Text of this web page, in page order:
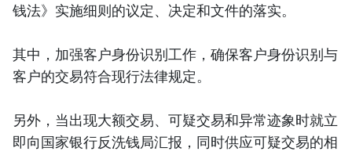
钱法》实施细则的议定、决定和文件的落实。
其中，加强客户身份识别工作，确保客户身份识别与
客户的交易符合现行法律规定。
另外，当出现大额交易、可疑交易和异常迹象时就立
即向国家银行反洗钱局汇报，同时供应可疑交易的相